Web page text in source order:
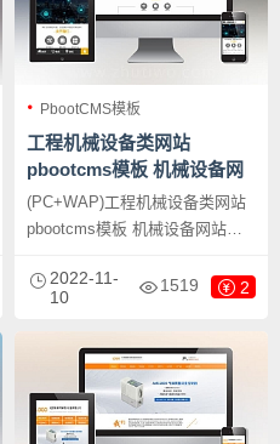
PbootCMS模板
工程机械设备类网站
pbootcms模板 机械设备网
站源码下载
(PC+WAP)工程机械设备类网站
pbootcms模板 机械设备网站源
网站模板，该模板适用于机械设
备网站、工程设备网站等企业，
把文字图片换成其他行业的即
2022-11-
10
1519 2